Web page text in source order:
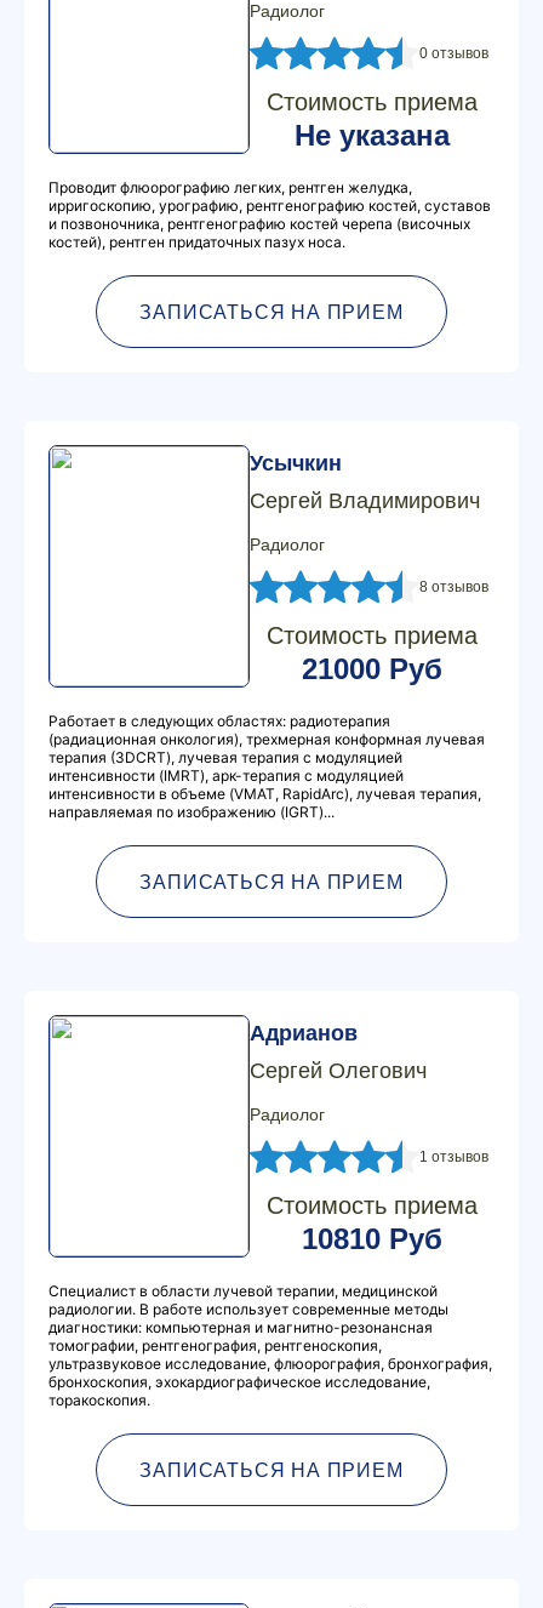
Радиолог
0 отзывов
Стоимость приема
Не указана
Проводит флюорографию легких, рентген желудка,
ирригоскопию, урографию, рентгенографию костей, суставов
и позвоночника, рентгенографию костей черепа (височных
костей), рентген придаточных пазух носа.
ЗАПИСАТЬСЯ НА ПРИЕМ
Усычкин
Сергей Владимирович
Радиолог
8 отзывов
Стоимость приема
21000 Руб
Работает в следующих областях: радиотерапия
(радиационная онкология), трехмерная конформная лучевая
терапия (3DCRT), лучевая терапия с модуляцией
интенсивности (IMRT), арк-терапия с модуляцией
интенсивности в объеме (VMAT, RapidArc), лучевая терапия,
направляемая по изображению (IGRT)...
ЗАПИСАТЬСЯ НА ПРИЕМ
Адрианов
Сергей Олегович
Радиолог
1 отзывов
Стоимость приема
10810 Руб
Специалист в области лучевой терапии, медицинской
радиологии. В работе использует современные методы
диагностики: компьютерная и магнитно-резонансная
томографии, рентгенография, рентгеноскопия,
ультразвуковое исследование, флюорография, бронхография,
бронхоскопия, эхокардиографическое исследование,
торакоскопия.
ЗАПИСАТЬСЯ НА ПРИЕМ